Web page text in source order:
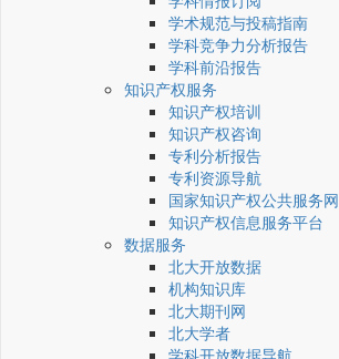
学术规范与投稿指南
学科竞争力分析报告
学科前沿报告
知识产权服务
知识产权培训
知识产权咨询
专利分析报告
专利资源导航
国家知识产权公共服务网
知识产权信息服务平台
数据服务
北大开放数据
机构知识库
北大期刊网
北大学者